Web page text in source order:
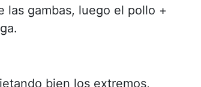
las gambas, luego el pollo +
bien los extremos,